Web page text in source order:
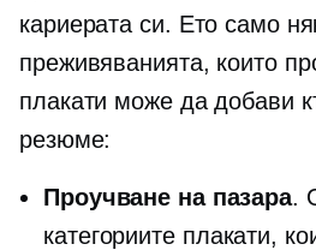
кариерата си. Ето само
преживяванията, които
плакати може да добави
резюме:
Проучване на пазара.
категориите плакати,